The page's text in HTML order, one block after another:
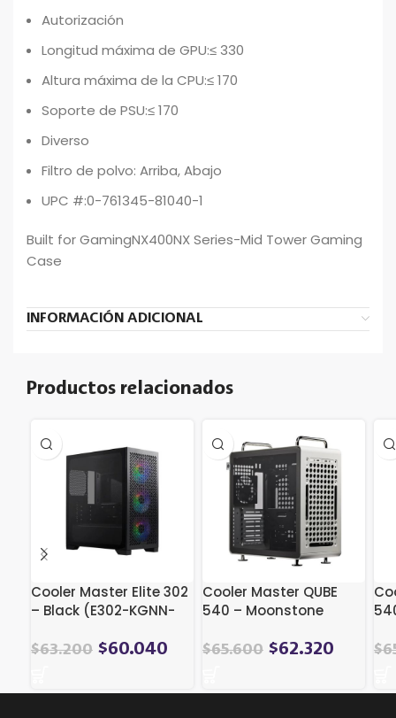
Autorización
Longitud máxima de GPU:≤ 330
Altura máxima de la CPU:≤ 170
Soporte de PSU:≤ 170
Diverso
Filtro de polvo: Arriba, Abajo
UPC #:0-761345-81040-1
Built for GamingNX400NX Series-Mid Tower Gaming
Case
INFORMACIÓN ADICIONAL
Productos relacionados
Cooler Master Elite 302
– Black (E302-KGNN-
$63.200 $60.040
Cooler Master QUBE
540 – Moonstone
$65.600 $62.320 $